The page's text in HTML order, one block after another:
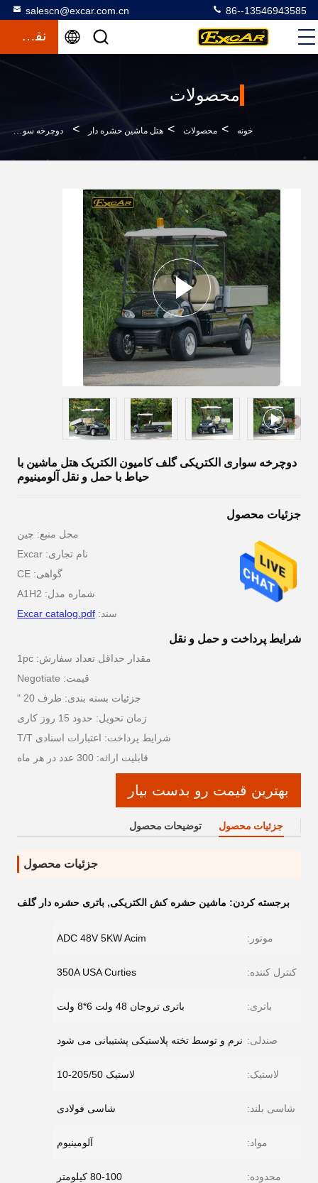
salescn@excar.com.cn 86--13546943585
نقل قول
محصولات
خونه > محصولات > هتل ماشین حشره دار > دوچرخه سواری الکتریکی گلف کامیون الکتریک هتل ماشین با حیاط با حمل و نقل آلومینیوم
دوچرخه سواری الکتریکی گلف کامیون الکتریک هتل ماشین با
حیاط با حمل و نقل آلومینیوم
جزئیات محصول
محل منبع: چین
نام تجاری: Excar
گواهی: CE
شماره مدل: A1H2
سند: Excar catalog.pdf
شرایط پرداخت و حمل و نقل
مقدار حداقل تعداد سفارش: 1pc
قیمت: Negotiate
جزئیات بسته بندی: ظرف 20 "
زمان تحویل: حدود 15 روز کاری
شرایط پرداخت: اعتبارات اسنادی T/T
قابلیت ارائه: 300 عدد در هر ماه
بهترین قیمت رو بدست بیار
جزئیات محصول توضیحات محصول
جزئیات محصول
برجسته کردن: ماشین حشره کش الکتریکی, باتری حشره دار گلف
موتور: ADC 48V 5KW Acim
کنترل کننده: 350A USA Curties
باتری: باتری تروجان 48 ولت 6*8 ولت
صندلی: نرم و توسط تخته پلاستیکی پشتیبانی می شود
لاستیک: لاستیک 205/50-10
شاسی بلند: شاسی فولادی
مواد: آلومینیوم
محدوده: 80-100 کیلومتر